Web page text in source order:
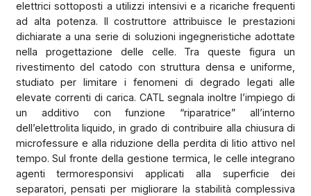
elettrici sottoposti a utilizzi intensivi e a ricariche frequenti
ad alta potenza. Il costruttore attribuisce le prestazioni
dichiarate a una serie di soluzioni ingegneristiche adottate
nella progettazione delle celle. Tra queste figura un
rivestimento del catodo con struttura densa e uniforme,
studiato per limitare i fenomeni di degrado legati alle
elevate correnti di carica. CATL segnala inoltre l’impiego di
un additivo con funzione “riparatrice” all’interno
dell’elettrolita liquido, in grado di contribuire alla chiusura di
microfessure e alla riduzione della perdita di litio attivo nel
tempo. Sul fronte della gestione termica, le celle integrano
agenti termoresponsivi applicati alla superficie dei
separatori, pensati per migliorare la stabilità complessiva